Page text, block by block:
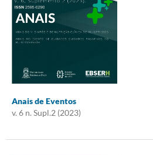
Anais de Eventos
v. 6 n. Supl.2 (2023)